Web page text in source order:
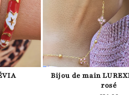
Bijou de main
rosé